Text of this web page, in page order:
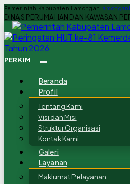
Pemerintah Kabupaten Lamongan
DINAS PERUMAHAN DAN KAWASAN
PERKIM
Beranda
Profil
Tentang Kami
Visi dan Misi
Struktur Organisasi
Kontak Kami
Galeri
Layanan
Maklumat Pelayanan